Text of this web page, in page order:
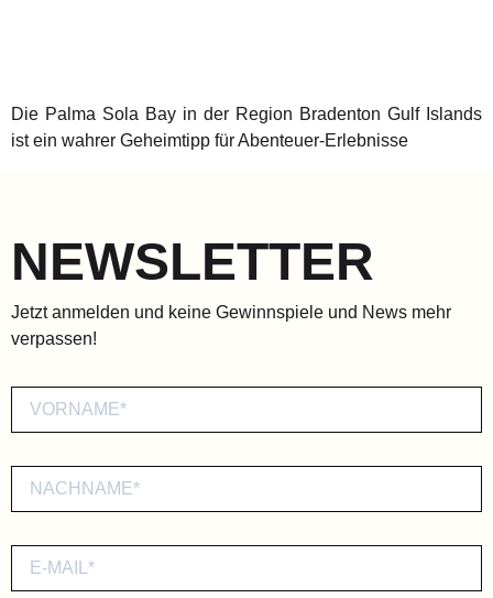
Die Palma Sola Bay in der Region Bradenton Gulf Islands
ist ein wahrer Geheimtipp für Abenteuer-Erlebnisse
NEWSLETTER
Jetzt anmelden und keine Gewinnspiele und News mehr
verpassen!